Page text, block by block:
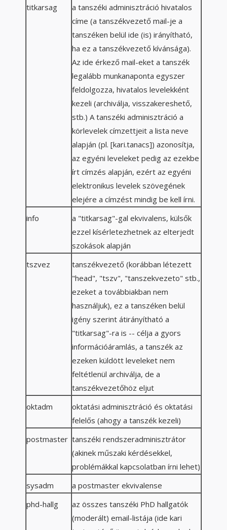
titkarsag
a tanszéki adminisztráció hivatalos
címe (a tanszékvezető mail-je a
tanszéken belül ide (is) irányítható,
ha ez a tanszékvezető kívánsága).
Az ide érkező mail-eket a tanszék
legalább munkanaponta egyszer
feldolgozza, hivatalos levelekként
kezeli (archiválja, visszakereshető,
stb.) A tanszéki adminisztráció a
körlevelek címzettjeit a lista neve
alapján (pl. [kari.tanacs]) azonosítja,
az egyéni leveleket pedig az ezekbe
írt címzés alapján, ezért az egyéni
elektronikus levelek szövegének
elejére a címzést mindig be kell írni.
info
a "titkarsag"-gal ekvivalens, külsők
ezzel kísérletezhetnek az elterjedt
szokások alapján
tszvez
tanszékvezető (korábban létezett
"head", "tszv", "tanszekvezeto" stb.,
ezeket a továbbiakban nem
használjuk), ez a tanszéken belül
igény szerint átirányítható a
"titkarsag"-ra is -- célja a gyors
információáramlás, a tanszék az
ezeken küldött leveleket nem
feltétlenül archiválja, de a
tanszékvezetőhöz eljut
oktadm
oktatási adminisztráció és oktatási
felelős (ahogy a tanszék kezeli)
postmaster tanszéki rendszeradminisztrátor
(akinek műszaki kérdésekkel,
problémákkal kapcsolatban írni lehet)
sysadm
a postmaster ekvivalense
phd-hallg
az összes tanszéki PhD hallgatók
(moderált) email-listája (ide kari